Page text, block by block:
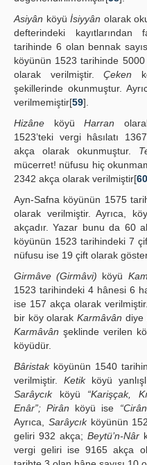
Asiyân köyü İsiyyân olarak
defterindeki kayıtlarından
tarihinde 6 olan bennak
köyünün 1523 tarihinde
olarak verilmiştir.Çeken
şekillerinde okunmuştur.
verilmemiştir[59].
Hizâne köyü Harran
1523’teki vergi hâsılatı
akça olarak okunmuştur.
mücerret! nüfusu hiç
2342 akça olarak verilmiştir[60
Ayn-Safna köyünün 1575
olarak verilmiştir. Ayrıca,
akçadır. Yazar bunu da 60
köyünün 1523 tarihindeki 7
nüfusu ise 19 çift olarak
Girmâve (Girmâvi) köyü
1523 tarihindeki 4 hânesi 6
ise 157 akça olarak
bir köy olarakKarmâvân diye
Karmâvân şeklinde verilen
köyüdür.
Bâristakköyünün 1540
verilmiştir. Ketikköyü
Sarâycıkköyü “Karişçak,
Enâr”; Pirân köyü ise
Ayrıca, Sarâycıkköyünün
geliri 932 akça; Beytü’n-Nâr
vergi geliri ise 9165 akça